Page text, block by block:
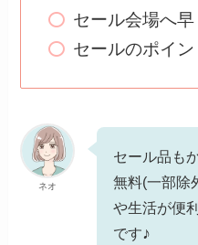
セール会場へ
セールのポイ
ネオ
セール品も
無料(一部除
や生活が便
です♪